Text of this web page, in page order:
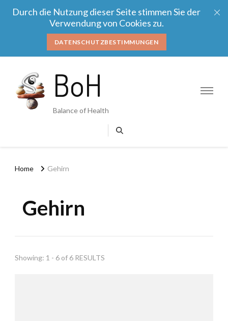
Durch die Nutzung dieser Seite stimmen Sie der
Verwendung von Cookies zu.
DATENSCHUTZBESTIMMUNGEN
BoH
Balance of Health
Home Gehirn
Gehirn
Showing: 1 - 6 of 6 RESULTS